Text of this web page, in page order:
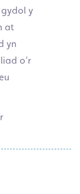
gydol y
at
yn
o’r